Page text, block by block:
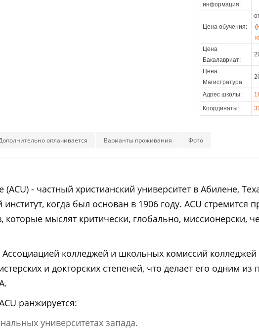
информация:
Цена обучения:
(
Цена
Бакалавриат:
Цена
Магистратура:
Адрес школы:
Координаты:
оплачивается Варианты проживания Фото
(ACU) - частный христианский университет в Абилене,
когда был основан в 1906 году. ACU стремится
которые мыслят критически, глобально, миссионерски,
колледжей и школьных комиссий колледжей
и докторских степеней, что делает его одним из
ранжируется:
университетах запада.